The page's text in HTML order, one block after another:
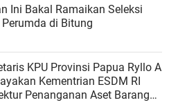
Ini Bakal Ramaikan Seleksi
di Bitung
KPU Provinsi Papua Ryllo A
Kementrian ESDM RI
Penanganan Aset Barang